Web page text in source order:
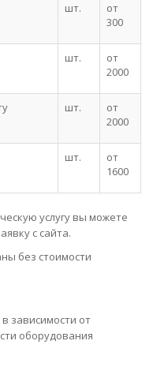
шт.
от
300
шт.
от
2000
шт.
от
2000
шт.
от
1600
услугу вы можете
с сайта.
без стоимости
зависимости от
оборудования